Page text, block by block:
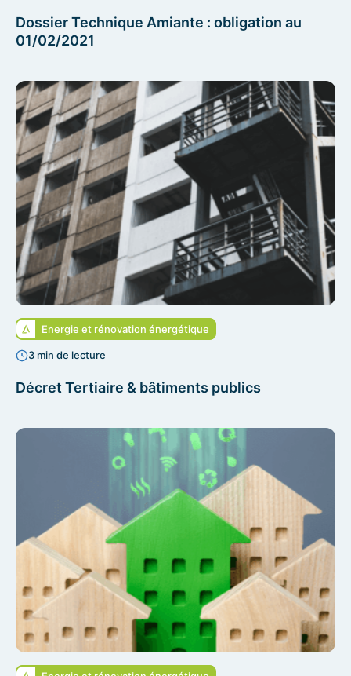
Dossier Technique Amiante : obligation au
01/02/2021
Energie et rénovation énergétique
3 min de lecture
Décret Tertiaire & bâtiments publics